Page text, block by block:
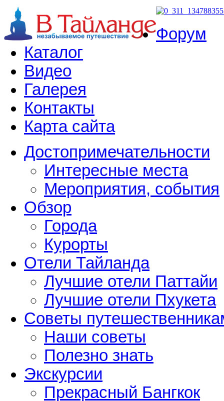
Форум
Каталог
Видео
Галерея
Контакты
Карта сайта
Достопримечательности
Интересные места
Мероприятия, события
Обзор
Города
Курорты
Отели Тайланда
Лучшие отели Паттайи
Лучшие отели Пхукета
Советы
Наши советы
Полезно знать
Экскурсии
Прекрасный Бангкок